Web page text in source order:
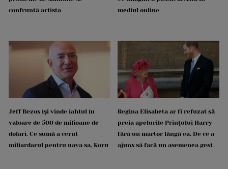
confruntă artista
mediul online
Jeff Bezos își vinde iahtul în
valoare de 500 de milioane de
dolari. Ce sumă a cerut
miliardarul pentru nava sa, Koru
Regina Elisabeta ar fi refuzat să
preia apelurile Prințului Harry
fără un martor lângă ea. De ce a
ajuns să facă un asemenea gest